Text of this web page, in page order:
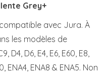
Grey+
avec Jura. À
les modèles de
D4, D6, E4, E6, E60, E8,
ENA4, ENA8 & ENA5. Non